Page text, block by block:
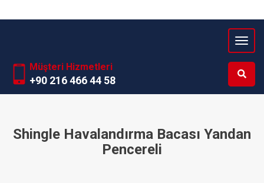
Müşteri Hizmetleri
+90 216 466 44 58
Shingle Havalandırma Bacası Yandan
Pencereli